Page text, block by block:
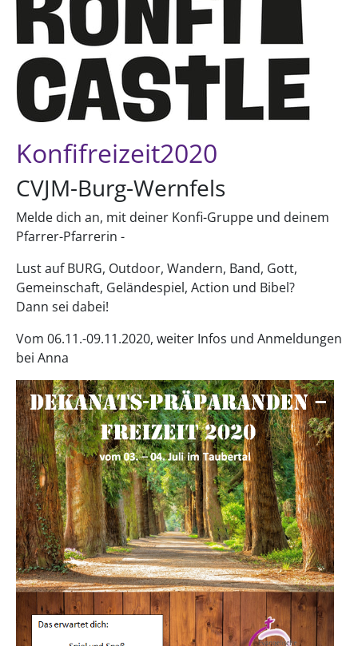
Konfifreizeit2020
CVJM-Burg-Wernfels
Melde dich an, mit deiner Konfi-Gruppe und deinem
Pfarrer-Pfarrerin -
Lust auf BURG, Outdoor, Wandern, Band, Gott,
Gemeinschaft, Geländespiel, Action und Bibel?
Dann sei dabei!
Vom 06.11.-09.11.2020, weiter Infos und Anmeldungen
bei Anna